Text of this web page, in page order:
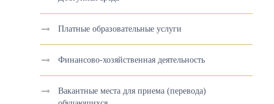
Платные образовательные услуги
Финансово-хозяйственная деятельность
Вакантные места для приема (перевода)